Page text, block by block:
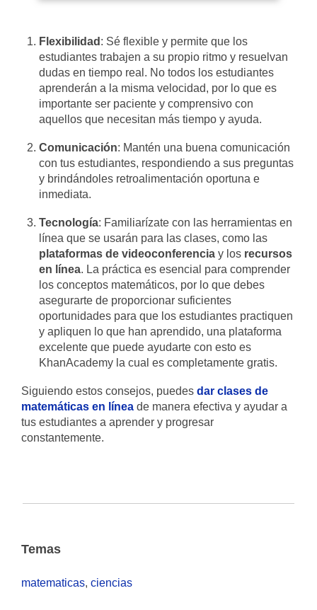
Flexibilidad : Sé flexible y permite que los
estudiantes trabajen a su propio ritmo y resuelvan
dudas en tiempo real. No todos los estudiantes
aprenderán a la misma velocidad, por lo que es
importante ser paciente y comprensivo con
aquellos que necesitan más tiempo y ayuda.
Comunicación: Mantén una buena comunicación
con tus estudiantes, respondiendo a sus preguntas
y brindándoles retroalimentación oportuna e
inmediata.
Tecnología: Familiarízate con las herramientas en
línea que se usarán para las clases, como las
plataformas de videoconferencia y los recursos
en línea. La práctica es esencial para comprender
los conceptos matemáticos, por lo que debes
asegurarte de proporcionar suficientes
oportunidades para que los estudiantes practiquen
y apliquen lo que han aprendido, una plataforma
excelente que puede ayudarte con esto es
KhanAcademy la cual es completamente gratis.
Siguiendo estos consejos, puedes dar clases de
matemáticas en línea de manera efectiva y ayudar a
tus estudiantes a aprender y progresar
constantemente.
Temas
matematicas, ciencias